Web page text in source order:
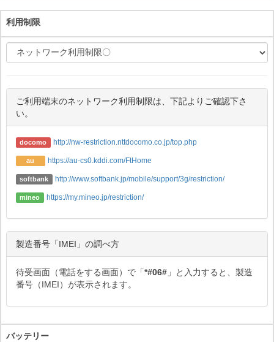
利用制限
ご利用端末のネットワーク利用制限は、下記よりご確認下さ
い。
docomo http://nw-restriction.nttdocomo.co.jp/top.php
au https://au-cs0.kddi.com/FtHome
softbank http://www.softbank.jp/mobile/support/3g/restriction/
mineo https://my.mineo.jp/restriction/
製造番号「IMEI」の調べ方
待受画面（電話をする画面）で「*#06# 」と入力すると、製造
番号（IMEI）が表示されます。
バッテリー